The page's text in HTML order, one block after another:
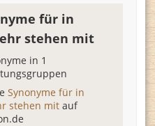
für in
stehen mit
in 1
Synonyme für in
stehen mitauf